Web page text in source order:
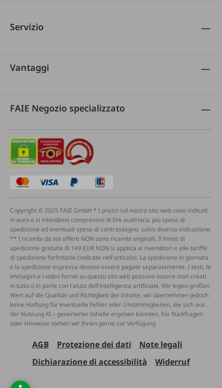
Servizio
Vantaggi
FAIE Negozio specializzato
Copyright © 2025 FAIE GmbH * I prezzi sul nostro sito web sono indicati
in euro e si intendono comprensivi di IVA austriaca, più spese di
spedizione ed eventuali spese di contrassegno, salvo diversa indicazione.
** I ricambi da noi offerti NON sono ricambi originali. Il limite di
spedizione gratuita di 149 EUR NON si applica ai rivenditori e alle tariffe
di spedizione forfettarie (indicate nell'articolo). La spedizione in giornata
e la spedizione espressa devono essere pagate separatamente. I testi, le
immagini e i video forniti su questo sito web possono essere stati creati
in tutto o in parte con l'aiuto dell'intelligenza artificiale. Wir legen großen
Wert auf die Qualität und Richtigkeit der Inhalte, wir übernehmen jedoch
keine Haftung für eventuelle Fehler oder Unstimmigkeiten, die sich aus
der Nutzung KI – generierter Inhalte ergeben könnten. Für Rückfragen
oder Hinweise stehen wir Ihnen gerne zur Verfügung
AGB Protezione dei dati
Note legali
Dichiarazione di accessibilità
Widerruf